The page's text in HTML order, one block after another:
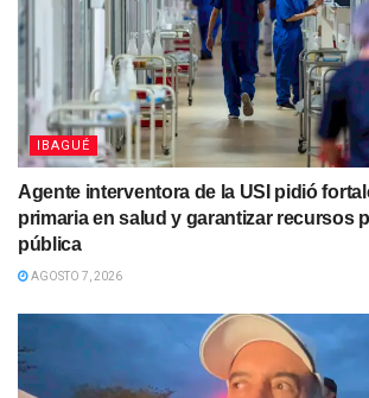
IBAGUÉ
Agente interventora de la USI pidió
primaria en salud y garantizar recursos
pública
AGOSTO 7, 2026